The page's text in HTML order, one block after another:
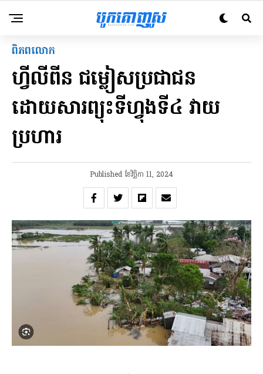
ពិភពលោក
ហ្វីលីពីន ជម្លៀសប្រជាជន
ដោយសារព្យុះទីហ្វុងទី៤ វាយ
ប្រហារ
Published ខែ​វិច្ឆិកា 11, 2024